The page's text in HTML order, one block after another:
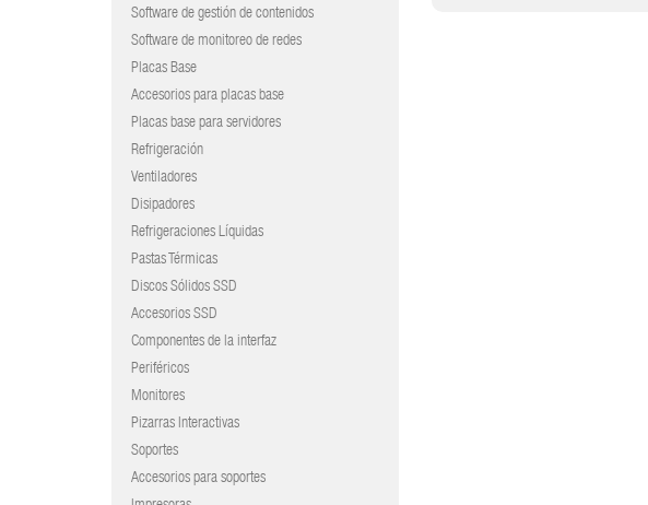
Software de gestión de contenidos
Software de monitoreo de redes
Placas Base
Accesorios para placas base
Placas base para servidores
Refrigeración
Ventiladores
Disipadores
Refrigeraciones Líquidas
Pastas Térmicas
Discos Sólidos SSD
Accesorios SSD
Componentes de la interfaz
Periféricos
Monitores
Pizarras Interactivas
Soportes
Accesorios para soportes